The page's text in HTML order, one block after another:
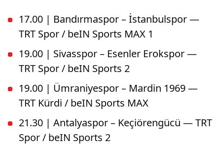
17.00 | Bandırmaspor – İstanbulspor —
TRT Spor / beIN Sports MAX 1
19.00 | Sivasspor – Esenler Erokspor —
TRT Spor / beIN Sports 2
19.00 | Ümraniyespor – Mardin 1969 —
TRT Kürdi / beIN Sports MAX
21.30 | Antalyaspor – Keçiörengücü — TRT
Spor / beIN Sports 2